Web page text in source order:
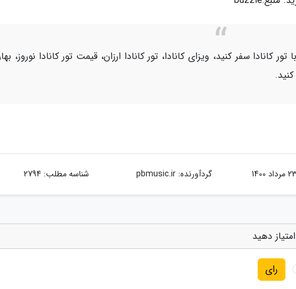
تور کانادا سفر کنید، ویزای کانادا، تور کانادا ارزان، قیمت تور کانادا نوروز،
23 مرداد 1400 گردآورنده:pbmusic.ir شناسه مطلب: 2794
دهید
رای